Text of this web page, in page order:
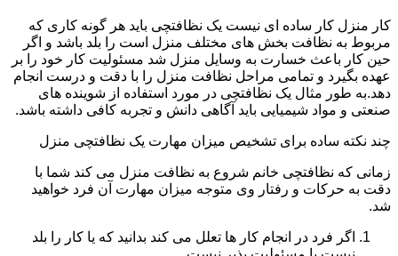
کار منزل کار ساده ای نیست یک نظافتچی باید هر گونه کاری که
مربوط به نظافت بخش های مختلف منزل است را بلد باشد و اگر
حین کار باعث خسارت به وسایل منزل شد مسئولیت کار خود را بر
عهده بگیرد و تمامی مراحل نظافت منزل را با دقت و درست انجام
دهد.به طور مثال یک نظافتچی در مورد استفاده از شوینده های
صنعتی و مواد شیمیایی باید آگاهی دانش و تجربه کافی داشته باشد.
چند نکته ساده برای تشخیص میزان مهارت یک نظافتچی منزل
زمانی که نظافتچی خانم شروع به نظافت منزل می کند شما با
دقت به حرکات و رفتار وی متوجه میزان مهارت آن فرد خواهید
شد.
اگر فرد در انجام کار ها تعلل می کند بدانید که یا کار را بلد